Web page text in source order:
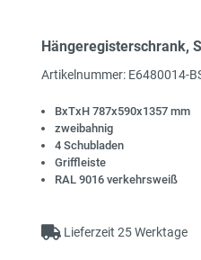
Hängeregisterschrank,
Artikelnummer: E6480014-
BxTxH 787x590x1357 mm
zweibahnig
4 Schubladen
Griffleiste
RAL 9016 verkehrsweiß
Lieferzeit 25 Werktage